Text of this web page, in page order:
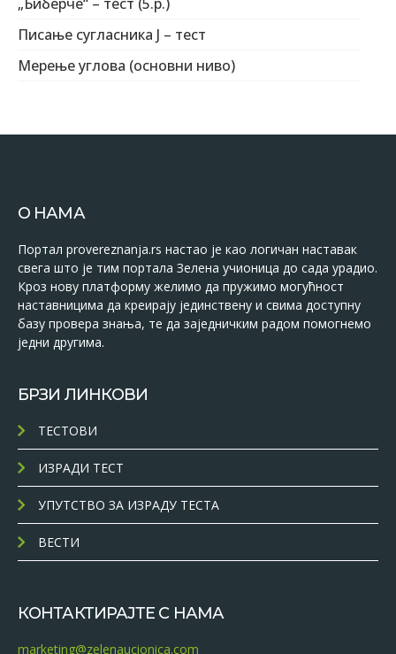
Писање сугласника Ј – тест
Мерење углова (основни ниво)
О НАМА
Портал provereznanja.rs настао је као логичан наставак
свега што је тим портала Зелена учионица до сада урадио.
Кроз нову платформу желимо да пружимо могућност
наставницима да креирају јединствену и свима доступну
базу провера знања, те да заједничким радом помогнемо
једни другима.
БРЗИ ЛИНКОВИ
ТЕСТОВИ
ИЗРАДИ ТЕСТ
УПУТСТВО ЗА ИЗРАДУ ТЕСТА
ВЕСТИ
КОНТАКТИРАЈТЕ С НАМА
marketing@zelenaucionica.com